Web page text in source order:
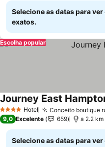
Selecione as datas para
exatos.
Escolha popular
4 EstrelasHotel Conceito boutique
Journey East
9,0 Excelente 659 a 2.2
Selecione as datas para